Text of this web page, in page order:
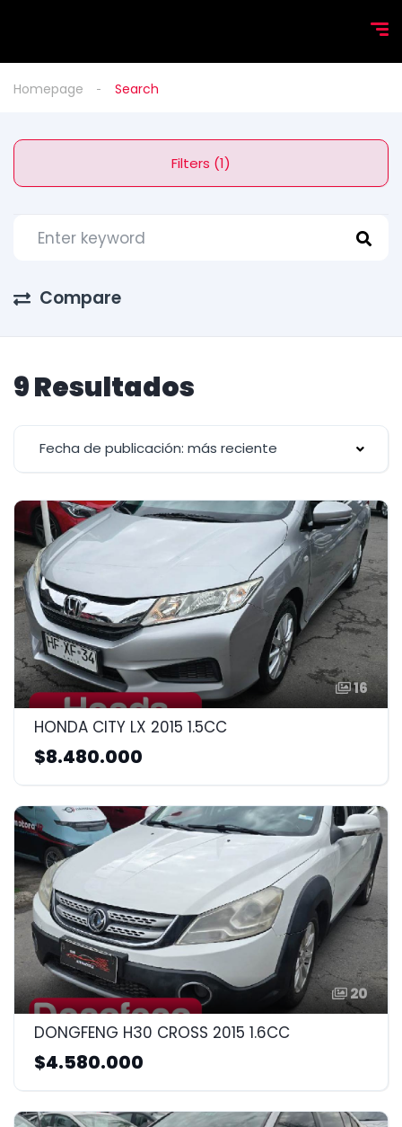
Homepage Search
Filters (1)
Compare
9 Resultados
Fecha de publicación: más reciente
16
HONDA CITY LX 2015 1.5CC
$8.480.000
20
DONGFENG H30 CROSS 2015 1.6CC
$4.580.000